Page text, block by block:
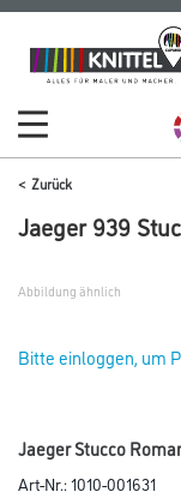
Zum
Inhalt
Zum
Navigationsmenü
Zurück
Jaeger 939
Abbildung ähnlich
Bitte einloggen, um
Jaeger Stucco
Art-Nr.:1010-001631